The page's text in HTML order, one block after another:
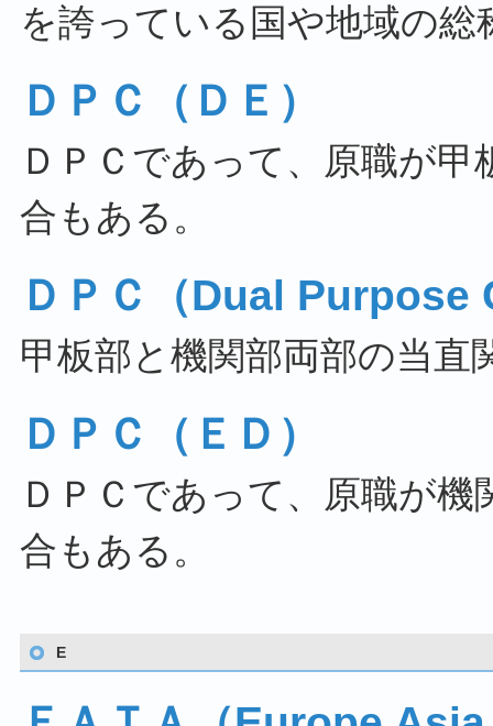
を誇っている国や地域の総
ＤＰＣ（ＤＥ）
ＤＰＣであって、原職が
合もある。
ＤＰＣ（Dual Purpose
甲板部と機関部両部の当直
ＤＰＣ（ＥＤ）
ＤＰＣであって、原職が
合もある。
E